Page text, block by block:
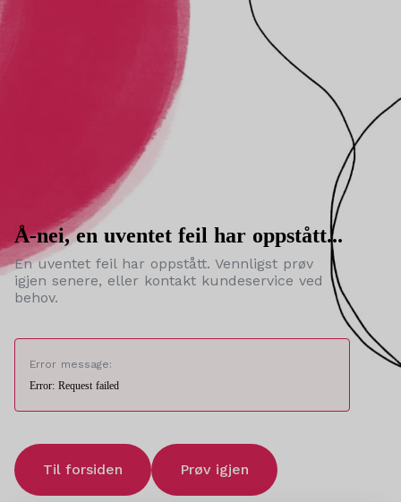
Å-nei, en uventet feil har oppstått...
En uventet feil har oppstått. Vennligst prøv
igjen senere, eller kontakt kundeservice ved
behov.
Error message:
Error: Request failed
Til forsiden Prøv igjen